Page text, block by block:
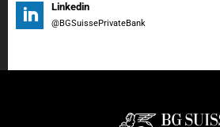
Linkedin
@BGSuissePrivateBank